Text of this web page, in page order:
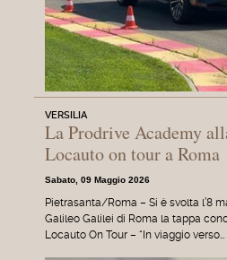
VERSILIA
La Prodrive Academy
Locauto on tour a Roma
Sabato, 09 Maggio 2026
Pietrasanta/Roma – Si è svolta l’8
Galileo Galilei di Roma la tappa
Locauto On Tour – “In viaggio verso…